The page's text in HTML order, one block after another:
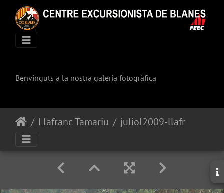
Benvinguts a la nostra galeria fotogràfica
Llafranc Tamariu